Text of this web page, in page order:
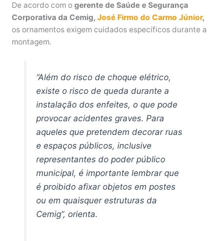
De acordo com o gerente de Saúde e Segurança
Corporativa da Cemig, José Firmo do Carmo Júnior,
os ornamentos exigem cuidados específicos durante a
montagem.
“Além do risco de choque elétrico,
existe o risco de queda durante a
instalação dos enfeites, o que pode
provocar acidentes graves. Para
aqueles que pretendem decorar ruas
e espaços públicos, inclusive
representantes do poder público
municipal, é importante lembrar que
é proibido afixar objetos em postes
ou em quaisquer estruturas da
Cemig”, orienta.